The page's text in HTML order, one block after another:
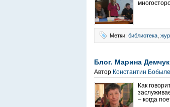
Метки: библиотека
Блог. Марина
Автор Константин
Как
– когда